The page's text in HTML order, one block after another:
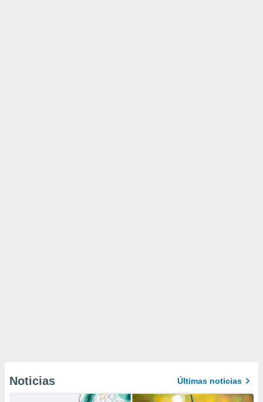
Noticias Últimas noticias